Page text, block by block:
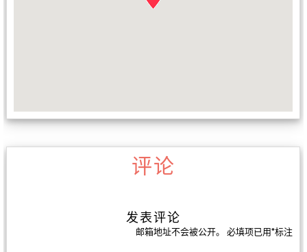
评论
发表评论
邮箱地址不会被公开。 必填项已用*标注